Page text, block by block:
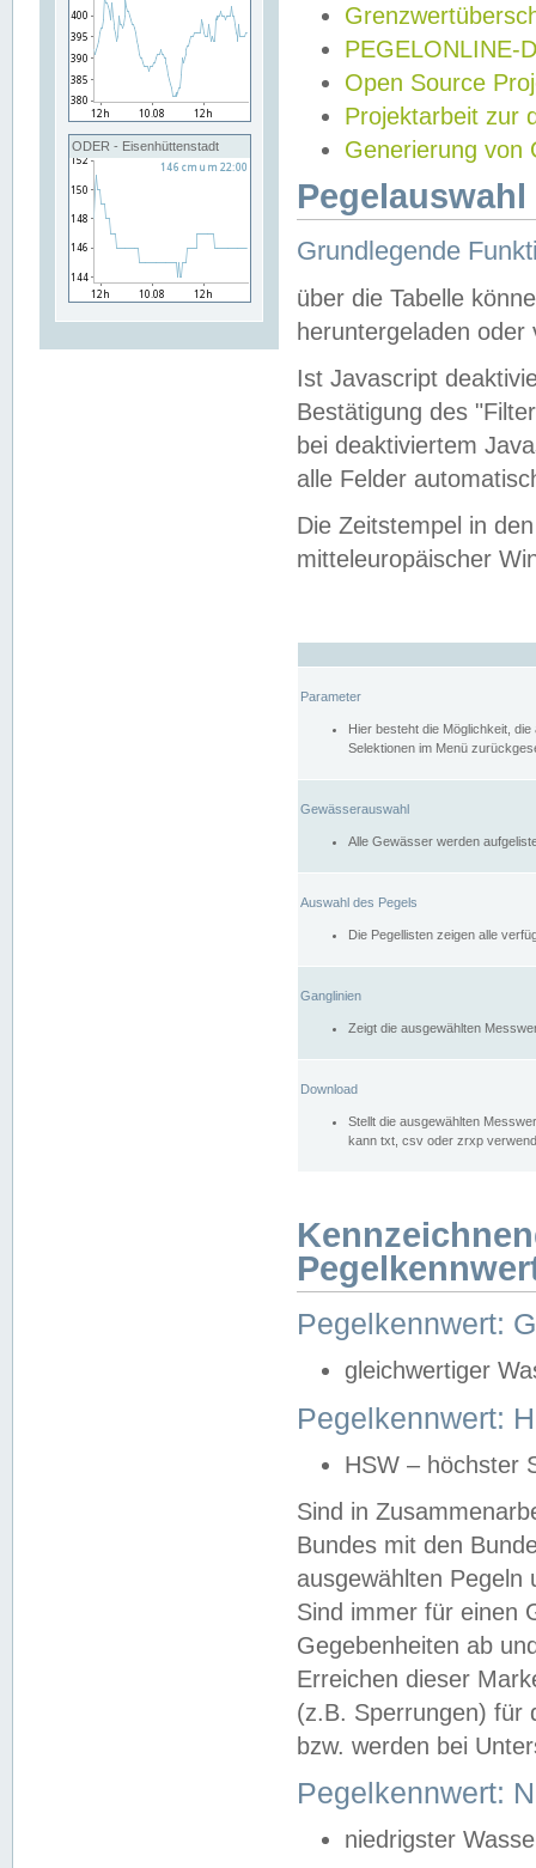
ODER - Eisenhüttenstadt
PEGELONLINE-
Open Source
Projektarbeit zur
Generierung von
Grundlegende
über die Tabelle
heruntergeladen oder
Ist Javascript
Bestätigung des
bei deaktiviertem
alle Felder
Die Zeitstempel in
mitteleuropäischer
Parameter
Hier besteht die Möglichkeit,
Selektionen im Menü
Gewässerauswahl
Alle Gewässer werden
Auswahl des Pegels
Die Pegellisten zeigen alle
Ganglinien
Zeigt die ausgewählten
Download
Stellt die ausgewählten
kann txt, csv oder zrxp
Pegelkennwert:
gleichwertiger
Pegelkennwert:
HSW – höchster
Sind in
Bundes mit den
ausgewählten
Sind immer für einen
Gegebenheiten ab
Erreichen dieser
(z.B. Sperrungen) für
bzw. werden bei
Pegelkennwert:
niedrigster